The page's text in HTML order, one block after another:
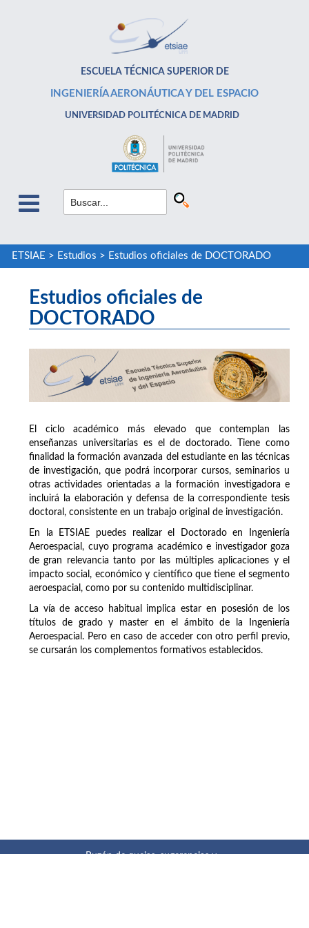
ESCUELA TÉCNICA SUPERIOR DE
INGENIERÍA AERONÁUTICA Y DEL ESPACIO
UNIVERSIDAD POLITÉCNICA DE MADRID
ETSIAE > Estudios > Estudios oficiales de DOCTORADO
Estudios oficiales de
DOCTORADO
El ciclo académico más elevado que contemplan las
enseñanzas universitarias es el de doctorado. Tiene como
finalidad la formación avanzada del estudiante en las técnicas
de investigación, que podrá incorporar cursos, seminarios u
otras actividades orientadas a la formación investigadora e
incluirá la elaboración y defensa de la correspondiente tesis
doctoral, consistente en un trabajo original de investigación.
En la ETSIAE puedes realizar el Doctorado en Ingeniería
Aeroespacial, cuyo programa académico e investigador goza
de gran relevancia tanto por las múltiples aplicaciones y el
impacto social, económico y científico que tiene el segmento
aeroespacial, como por su contenido multidisciplinar.
La vía de acceso habitual implica estar en posesión de los
títulos de grado y master en el ámbito de la Ingeniería
Aeroespacial. Pero en caso de acceder con otro perfil previo,
se cursarán los complementos formativos establecidos.
Buzón de quejas, sugerencias y